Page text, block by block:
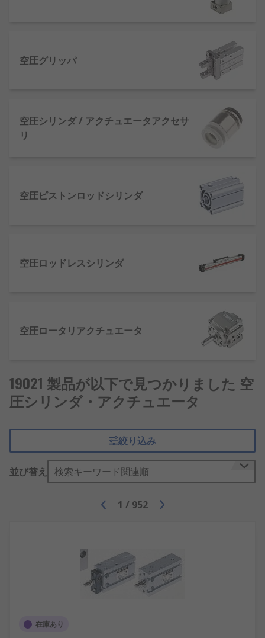
空圧シリンダはアクチュエータを介して制御できま
運動を制御する構成部品であり、制御信号とエネル
ギー源の組み合わせによって作動します。 これは、
このケースでは空圧です。アクチュエータが信号と
応じて、アクチュエータは 2つの主要タイプであ
る、リニアアクチュエータとロータリアクチュエー
タの2つのタイプに区別されます。
空圧アクチュエータは、高圧で圧縮空気によ
って形成されたエネルギーをモーション(直線
他のタイプより高性能で低価格であり、
システムを機能させるために、エネルギー源
をリザーブに保管する必要はありません。 こ
のため、必要に応じてすばやくシリンダを始
空圧シリンダ及びアクチュエータ
の用途
製造業(開バルブやロータリベルトなど)や自動車分
野( 車やトラックのブレーキやサスペンション)にお
いて、 メインエンジン制御システムで使用されま
す。
空圧グリッパ
空圧シリンダ / アクチュエータアクセサ
リ
空圧ピストンロッドシリンダ
空圧ロッドレスシリンダ
空圧ロータリアクチュエータ
19021 製品が以下で見つかりました 空
圧シリンダ・アクチュエータ
絞り込み
並び替え 検索キーワード関連順
1 / 952
在庫あり